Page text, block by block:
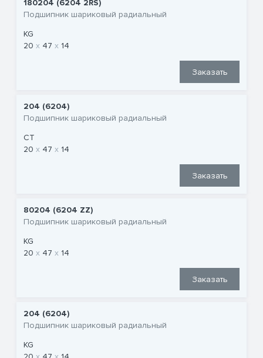
180204 (6204 2RS)
Подшипник шариковый радиальный
KG
20
47 14
Заказать
204 (6204)
Подшипник шариковый радиальный
CT
20
47 14
Заказать
80204 (6204 ZZ)
Подшипник шариковый радиальный
KG
20
47 14
Заказать
204 (6204)
Подшипник шариковый радиальный
KG